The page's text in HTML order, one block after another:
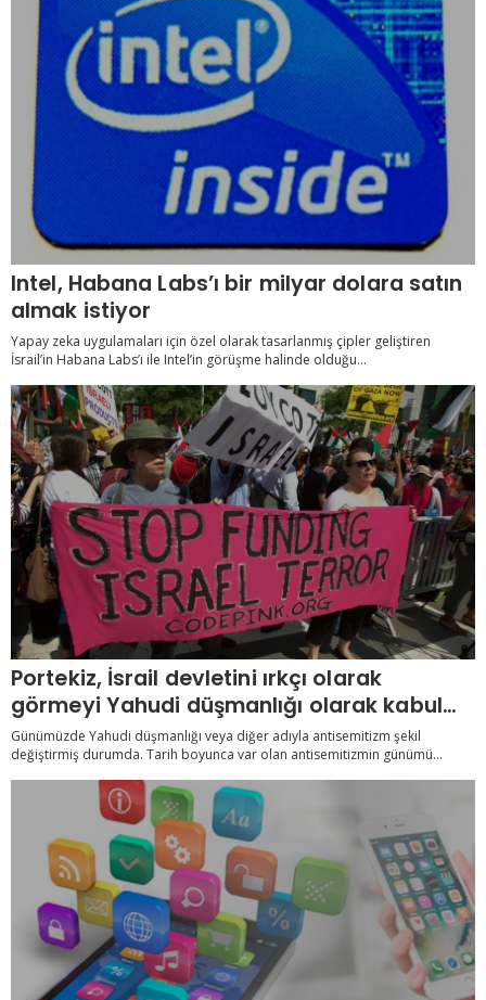
Intel, Habana Labs’ı bir milyar dolara satın
almak istiyor
Yapay zeka uygulamaları için özel olarak tasarlanmış çipler geliştiren
İsrail’in Habana Labs’ı ile Intel’in görüşme halinde olduğu...
Portekiz, İsrail devletini ırkçı olarak
görmeyi Yahudi düşmanlığı olarak kabul
etti
Günümüzde Yahudi düşmanlığı veya diğer adıyla antisemitizm şekil
değiştirmiş durumda. Tarih boyunca var olan antisemitizmin günümü...